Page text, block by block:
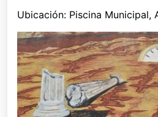
Ubicación: Piscina Municipal,